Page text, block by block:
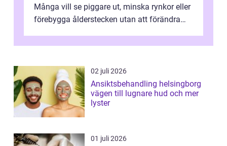
Många vill se piggare ut, minska rynkor eller
förebygga ålderstecken utan att förändra
02 juli 2026
Ansiktsbehandling helsingborg
vägen till lugnare hud och mer
lyster
01 juli 2026